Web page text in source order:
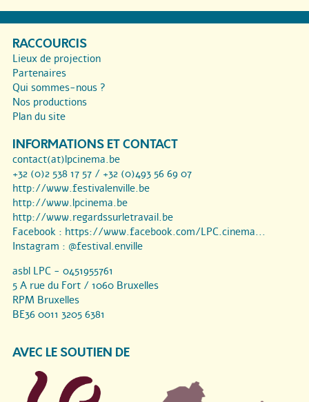
RACCOURCIS
Lieux de projection
Partenaires
Qui sommes-nous ?
Nos productions
Plan du site
INFORMATIONS ET CONTACT
contact(at)lpcinema.be
+32 (0)2 538 17 57 / +32 (0)493 56 69 07
http://www.festivalenville.be
http://www.lpcinema.be
http://www.regardssurletravail.be
Facebook : https://www.facebook.com/LPC.cinema...
Instagram : @festival.enville
asbl LPC - 0451955761
5 A rue du Fort / 1060 Bruxelles
RPM Bruxelles
BE36 0011 3205 6381
AVEC LE SOUTIEN DE